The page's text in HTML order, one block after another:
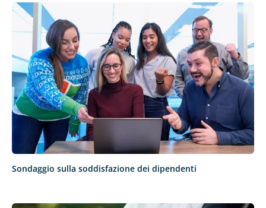
Sondaggio sulla soddisfazione dei dipendenti